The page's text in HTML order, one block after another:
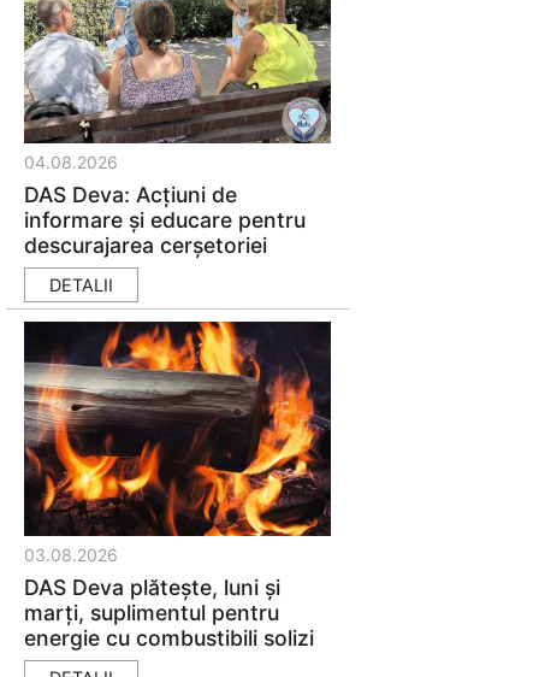
04.08.2026
DAS Deva: Acţiuni de
informare şi educare pentru
descurajarea cerşetoriei
DETALII
03.08.2026
DAS Deva plătește, luni și
marți, suplimentul pentru
energie cu combustibili solizi